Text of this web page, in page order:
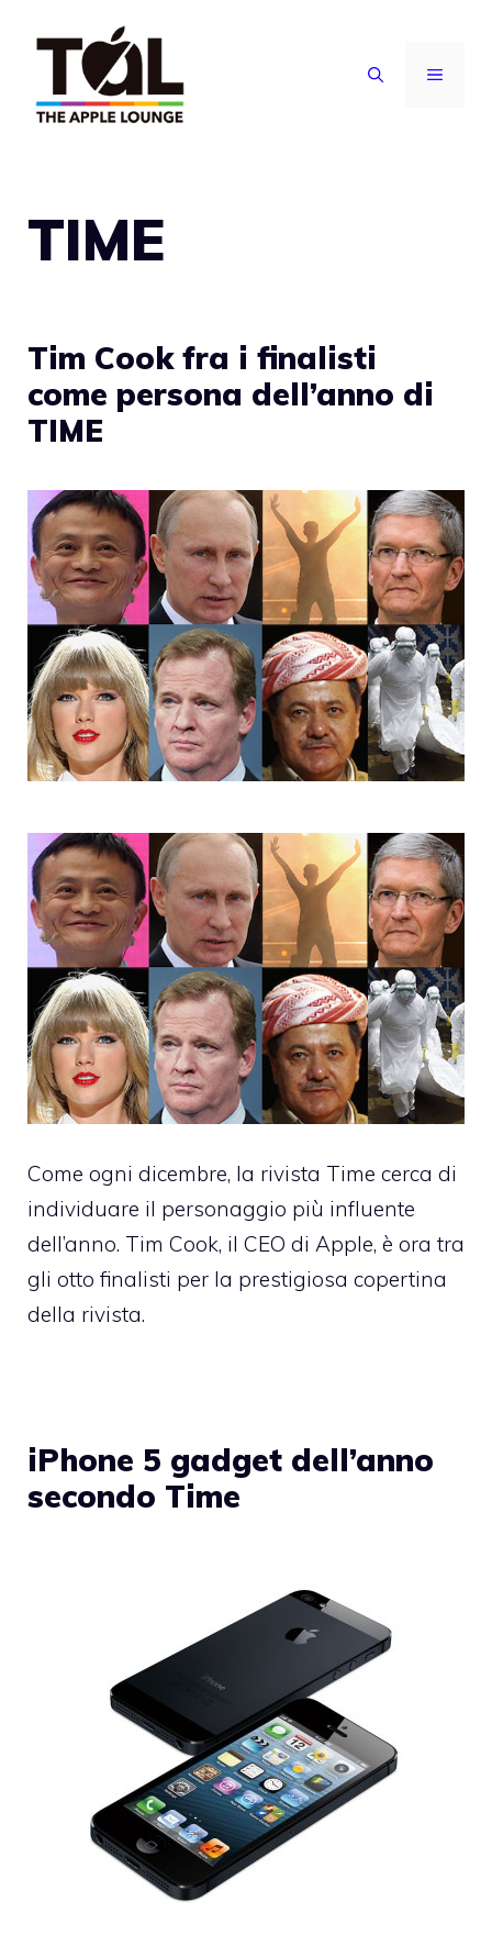
contenuto
MENU
TIME
Tim Cook fra i finalisti
come persona dell’anno di
TIME
Come ogni dicembre, la rivista Time cerca di
individuare il personaggio più influente
dell’anno. Tim Cook, il CEO di Apple, è ora tra
gli otto finalisti per la prestigiosa copertina
della rivista.
iPhone 5 gadget dell’anno
secondo Time